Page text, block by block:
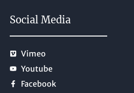
Social Media
Vimeo
Youtube
Facebook